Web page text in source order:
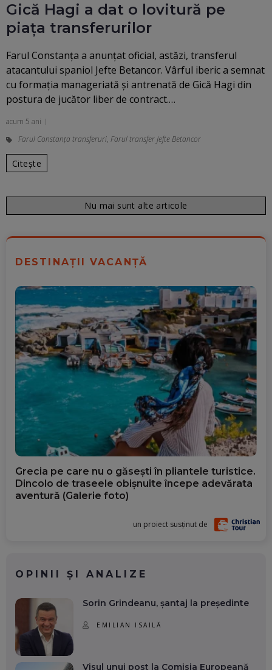
Gică Hagi a dat o lovitură pe
piața transferurilor
Farul Constanța a anunțat oficial, astăzi, transferul
atacantului spaniol Jefte Betancor. Vârful iberic a semnat
cu formația manageriată și antrenată de Gică Hagi din
postura de jucător liber de contract.…
acum 5 ani
Farul Constanța transferuri, Farul transfer Jefte Betancor
Citește
Nu mai sunt alte articole
DESTINAȚII VACANȚĂ
Grecia pe care nu o găsești în pliantele turistice.
Dincolo de traseele obișnuite începe adevărata
aventură (Galerie foto)
un proiect susținut de
OPINII ȘI ANALIZE
Sorin Grindeanu, șantaj la președinte
EMILIAN ISAILĂ
Visul unui post la Comisia Europeană